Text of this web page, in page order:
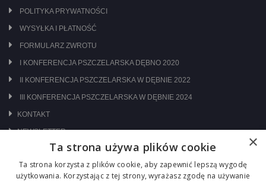
POLITYKA PRYWATNOŚCI
WYSYŁKA I PŁATNOŚĆ
FORMULARZ ZWROTU
I KONFERENCJA PSZCZELARSKA DĘBNO 2020
II KONFERENCJA PSZCZELARSKA W DĘBNIE 2022
III KONFERENCJA PSZCZELARSKA W DĘBNIE 2024
KONTAKT
NEWSLETTER
ODWIEDŹ NAS NA:
×
Ta strona używa plików cookie
Ta strona korzysta z plików cookie, aby zapewnić lepszą wygodę
użytkowania. Korzystając z tej strony, wyrażasz zgodę na używanie